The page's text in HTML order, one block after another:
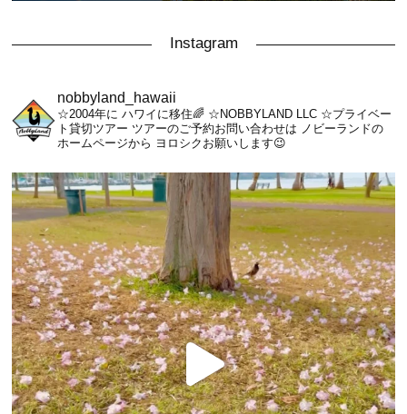
Instagram
nobbyland_hawaii
☆2004年に ハワイに移住🌈 ☆NOBBYLAND LLC ☆プライベー
ト貸切ツアー ツアーのご予約お問い合わせは ノビーランドの
ホームページから ヨロシクお願いします😉